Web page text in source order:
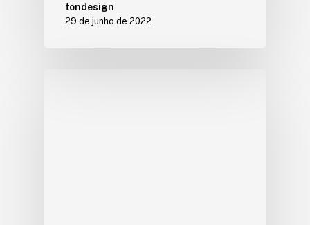
tondesign
29 de junho de 2022